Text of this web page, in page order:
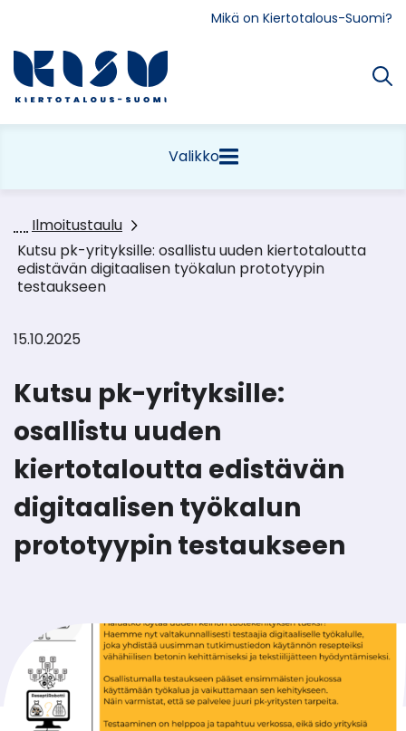
Mikä on Kiertotalous-Suomi?
Etusivu
Valikko
Ilmoitustaulu
Kutsu pk-yrityksille: osallistu uuden kiertotaloutta
edistävän digitaalisen työkalun prototyypin
testaukseen
15.10.2025
Kutsu pk-yrityksille:
osallistu uuden
kiertotaloutta edistävän
digitaalisen työkalun
prototyypin testaukseen